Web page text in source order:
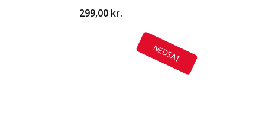
299,00 kr.
NEDSAT